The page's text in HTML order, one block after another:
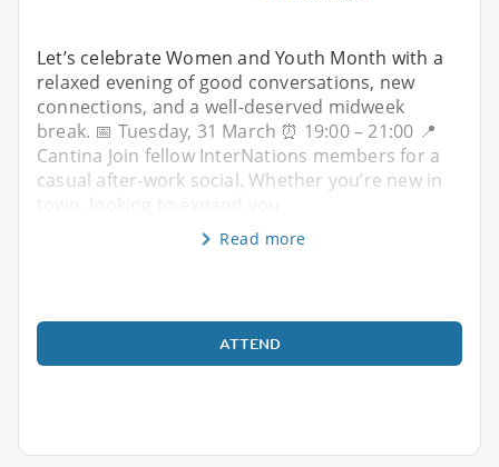
Let’s celebrate Women and Youth Month with a
relaxed evening of good conversations, new
connections, and a well-deserved midweek
break. 📅 Tuesday, 31 March ⏰ 19:00 – 21:00 📍
Cantina Join fellow InterNations members for a
casual after-work social. Whether you’re new in
Read more
ATTEND